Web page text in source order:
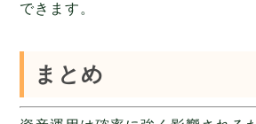
できます。
まとめ